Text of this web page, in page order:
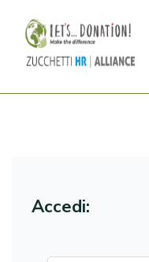
Accedi: